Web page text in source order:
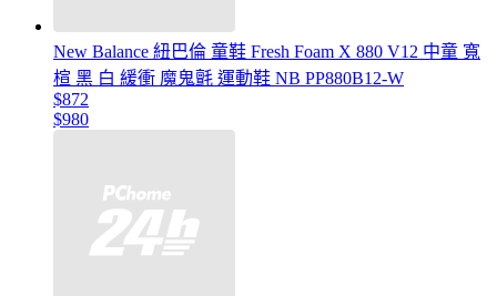
New Balance 紐巴倫 童鞋 Fresh Foam X 880 V12 中童 寬
楦 黑 白 緩衝 魔鬼氈 運動鞋 NB PP880B12-W
$872
$980